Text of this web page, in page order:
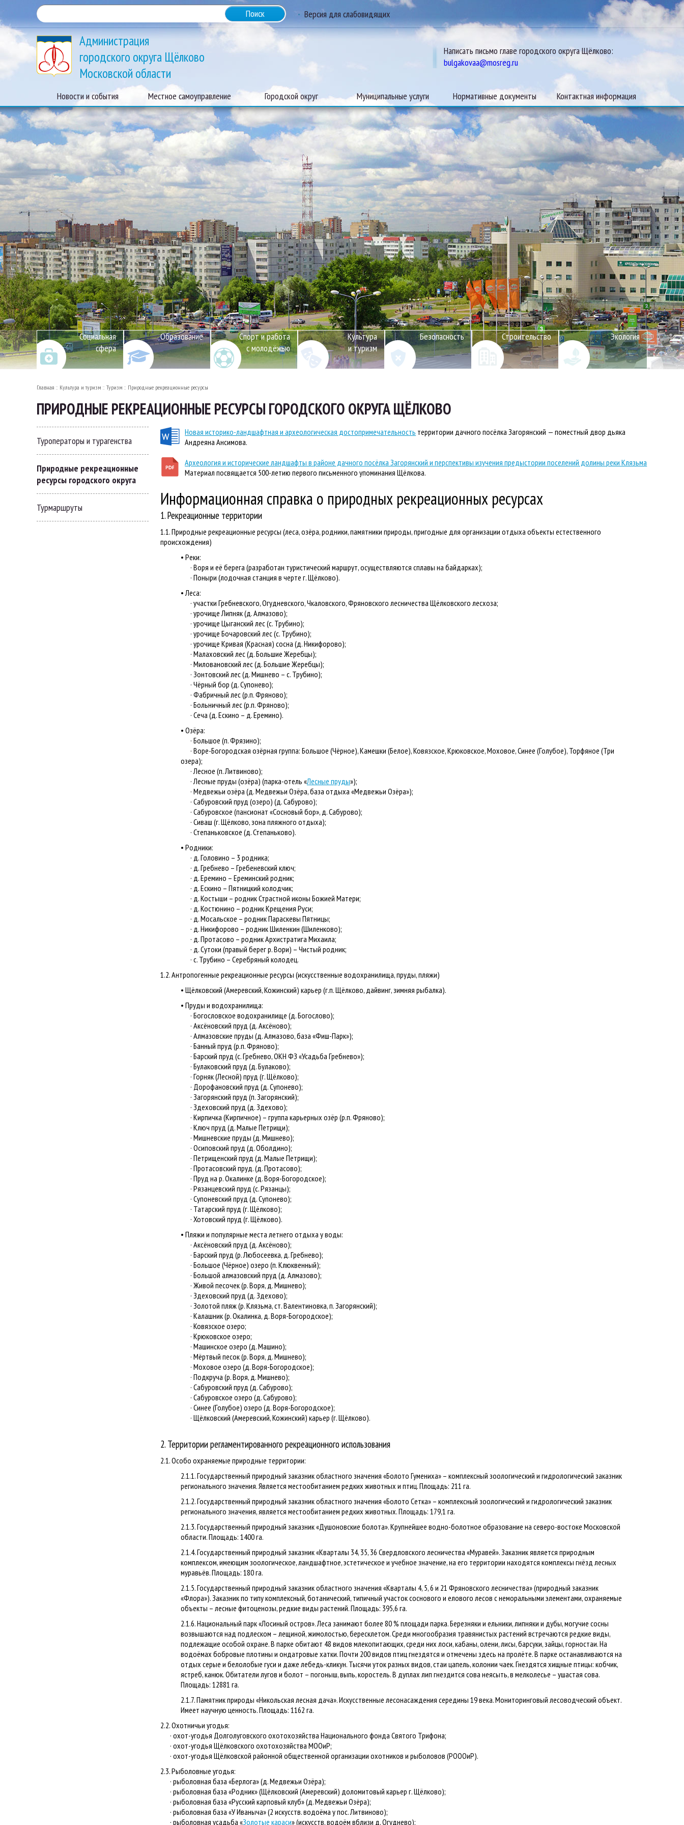
Версия для слабовидящих
Администрация
городского округа Щёлково
Московской области
Написать письмо главе городского округа Щёлково:
bulgakovaa@mosreg.ru
Новости и события Местное самоуправление Городской округ Муниципальные услуги Нормативные документы Контактная информация
Социальная
сфера
Образование
Спорт и работа
с молодёжью
Культура
и туризм
Безопасность Строительство Экология
Главная Культура и туризм Туризм Природные рекреационные ресурсы
ПРИРОДНЫЕ РЕКРЕАЦИОННЫЕ РЕСУРСЫ ГОРОДСКОГО ОКРУГА ЩЁЛКОВО
Туроператоры и турагенства
Природные рекреационные
ресурсы городского округа
Турмаршруты
Новая историко-ландшафтная и археологическая достопримечательность территории дачного посёлка Загорянский — поместный двор дьяка
Андреяна Ансимова.
Археология и исторические ландшафты в районе дачного посёлка Загорянский и перспективы изучения предыстории поселений долины реки Клязьма
Материал посвящается 500-летию первого письменного упоминания Щёлкова.
Информационная справка о природных рекреационных ресурсах
1. Рекреационные территории
1.1. Природные рекреационные ресурсы (леса, озёра, родники, памятники природы, пригодные для организации отдыха объекты естественного
происхождения)
• Реки:
· Воря и её берега (разработан туристический маршрут, осуществляются сплавы на байдарках);
· Поныри (лодочная станция в черте г. Щёлково).
• Леса:
· участки Гребневского, Огудневского, Чкаловского, Фряновского лесничества Щёлковского лесхоза;
· урочище Липняк (д. Алмазово);
· урочище Цыганский лес (с. Трубино);
· урочище Бочаровский лес (с. Трубино);
· урочище Кривая (Красная) сосна (д. Никифорово);
· Малаховский лес (д. Большие Жеребцы);
· Миловановский лес (д. Большие Жеребцы);
· Зонтовский лес (д. Мишнево – с. Трубино);
· Чёрный бор (д. Супонево);
· Фабричный лес (р.п. Фряново);
· Больничный лес (р.п. Фряново);
· Сеча (д. Ескино – д. Еремино).
• Озёра:
· Большое (п. Фрязино);
· Воре-Богородская озёрная группа: Большое (Чёрное), Камешки (Белое), Ковязское, Крюковское, Моховое, Синее (Голубое), Торфяное (Три
озера);
· Лесное (п. Литвиново);
· Лесные пруды (озёра) (парка-отель «Лесные пруды»);
· Медвежьи озёра (д. Медвежьи Озёра, база отдыха «Медвежьи Озёра»);
· Сабуровский пруд (озеро) (д. Сабурово);
· Сабуровское (пансионат «Сосновый бор», д. Сабурово);
· Сиваш (г. Щёлково, зона пляжного отдыха);
· Степаньковское (д. Степаньково).
• Родники:
· д. Головино – 3 родника;
· д. Гребнево – Гребеневский ключ;
· д. Еремино – Ереминский родник;
· д. Ескино – Пятницкий колодчик;
· д. Костыши – родник Страстной иконы Божией Матери;
· д. Костюнино – родник Крещения Руси;
· д. Мосальское – родник Параскевы Пятницы;
· д. Никифорово – родник Шиленкин (Шиленково);
· д. Протасово – родник Архистратига Михаила;
· д. Сутоки (правый берег р. Вори) – Чистый родник;
· с. Трубино – Серебряный колодец.
1.2. Антропогенные рекреационные ресурсы (искусственные водохранилища, пруды, пляжи)
• Щёлковский (Амеревский, Кожинский) карьер (г.п. Щёлково, дайвинг, зимняя рыбалка).
• Пруды и водохранилища:
· Богословское водохранилище (д. Богослово);
· Аксёновский пруд (д. Аксёново);
· Алмазовские пруды (д. Алмазово, база «Фиш-Парк»);
· Банный пруд (р.п. Фряново);
· Барский пруд (с. Гребнево, ОКН ФЗ «Усадьба Гребнево»);
· Булаковский пруд (д. Булаково);
· Горняк (Лесной) пруд (г. Щёлково);
· Дорофановский пруд (д. Супонево);
· Загорянский пруд (п. Загорянский);
· Здеховский пруд (д. Здехово);
· Кирпичка (Кирпичное) – группа карьерных озёр (р.п. Фряново);
· Ключ пруд (д. Малые Петрищи);
· Мишневские пруды (д. Мишнево);
· Осиповский пруд (д. Оболдино);
· Петрищенский пруд (д. Малые Петрищи);
· Протасовский пруд. (д. Протасово);
· Пруд на р. Окалинке (д. Воря-Богородское);
· Рязанцевский пруд (с. Рязанцы);
· Супоневский пруд (д. Супонево);
· Татарский пруд (г. Щёлково);
· Хотовский пруд (г. Щёлково).
• Пляжи и популярные места летнего отдыха у воды:
· Аксёновский пруд (д. Аксёново);
· Барский пруд (р. Любосеевка, д. Гребнево);
· Большое (Чёрное) озеро (п. Клюквенный);
· Большой алмазовский пруд (д. Алмазово);
· Живой песочек (р. Воря, д. Мишнево);
· Здеховский пруд (д. Здехово);
· Золотой пляж (р. Клязьма, ст. Валентиновка, п. Загорянский);
· Калашник (р. Окалинка, д. Воря-Богородское);
· Ковязское озеро;
· Крюковское озеро;
· Машинское озеро (д. Машино);
· Мёртвый песок (р. Воря, д. Мишнево);
· Моховое озеро (д. Воря-Богородское);
· Подкруча (р. Воря, д. Мишнево);
· Сабуровский пруд (д. Сабурово);
· Сабуровское озеро (д. Сабурово);
· Синее (Голубое) озеро (д. Воря-Богородское);
· Щёлковский (Амеревский, Кожинский) карьер (г. Щёлково).
2. Территории регламентированного рекреационного использования
2.1. Особо охраняемые природные территории:
2.1.1. Государственный природный заказник областного значения «Болото Гумениха» – комплексный зоологический и гидрологический заказник
регионального значения. Является местообитанием редких животных и птиц. Площадь: 211 га.
2.1.2. Государственный природный заказник областного значения «Болото Сетка» – комплексный зоологический и гидрологический заказник
регионального значения, является местообитанием редких животных. Площадь: 179,1 га.
2.1.3. Государственный природный заказник «Душоновские болота». Крупнейшее водно-болотное образование на северо-востоке Московской
области. Площадь: 1400 га.
2.1.4. Государственный природный заказник «Кварталы 34, 35, 36 Свердловского лесничества «Муравей». Заказник является природным
комплексом, имеющим зоологическое, ландшафтное, эстетическое и учебное значение, на его территории находятся комплексы гнёзд лесных
муравьёв. Площадь: 180 га.
2.1.5. Государственный природный заказник областного значения «Кварталы 4, 5, 6 и 21 Фряновского лесничества» (природный заказник
«Флора»). Заказник по типу комплексный, ботанический, типичный участок соснового и елового лесов с неморальными элементами, охраняемые
объекты – лесные фитоценозы, редкие виды растений. Площадь: 395,6 га.
2.1.6. Национальный парк «Лосиный остров». Леса занимают более 80 % площади парка. Березняки и ельники, липняки и дубы, могучие сосны
возвышаются над подлеском – лещиной, жимолостью, бересклетом. Среди многообразия травянистых растений встречаются редкие виды,
подлежащие особой охране. В парке обитают 48 видов млекопитающих, среди них лоси, кабаны, олени, лисы, барсуки, зайцы, горностаи. На
водоёмах бобровые плотины и ондатровые хатки. Почти 200 видов птиц гнездятся и отмечены здесь на пролёте. В парке останавливаются на
отдых серые и белолобые гуси и даже лебедь-кликун. Тысячи уток разных видов, стаи цапель, колонии чаек. Гнездятся хищные птицы: кобчик,
ястреб, канюк. Обитатели лугов и болот – погоныш, выпь, коростель. В дуплах лип гнездится сова неясыть, в мелколесье – ушастая сова.
Площадь: 12881 га.
2.1.7. Памятник природы «Никольская лесная дача». Искусственные лесонасаждения середины 19 века. Мониторинговый лесоводческий объект.
Имеет научную ценность. Площадь: 1162 га.
2.2. Охотничьи угодья:
· охот-угодья Долголуговского охотохозяйства Национального фонда Святого Трифона;
· охот-угодья Щёлковского охотохозяйства МООиР;
· охот-угодья Щёлковской районной общественной организации охотников и рыболовов (РОООиР).
2.3. Рыболовные угодья:
· рыболовная база «Берлога» (д. Медвежьи Озёра);
· рыболовная база «Родник» (Щёлковский (Амеревский) доломитовый карьер г. Щёлково);
· рыболовная база «Русский карповый клуб» (д. Медвежьи Озёра);
· рыболовная база «У Иваныча» (2 искусств. водоёма у пос. Литвиново);
· рыболовная усадьба «Золотые караси» (искусств. водоём вблизи д. Огуднево);